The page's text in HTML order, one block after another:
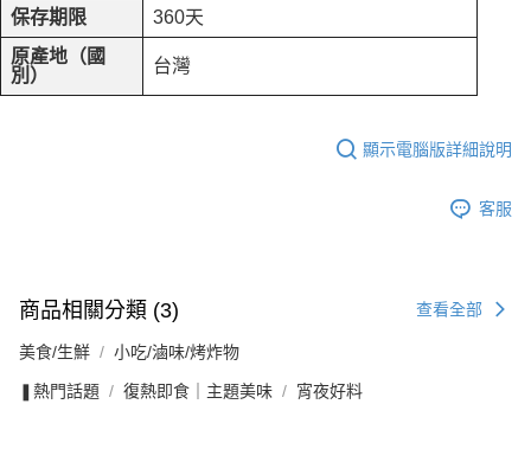
保存期限
360天
原產地（國
別）
台灣
顯示電腦版詳細說明
客服
商品相關分類 (3) 查看全部
美食/生鮮 小吃/滷味/烤炸物
❚熱門話題 復熱即食｜主題美味 宵夜好料